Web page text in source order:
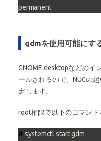
permanent
gdmを使用可能にす
GNOME desktopなどのイ
ールされるので、NUCの
定します。
root権限で以下のコマンド
# systemctl start gdm